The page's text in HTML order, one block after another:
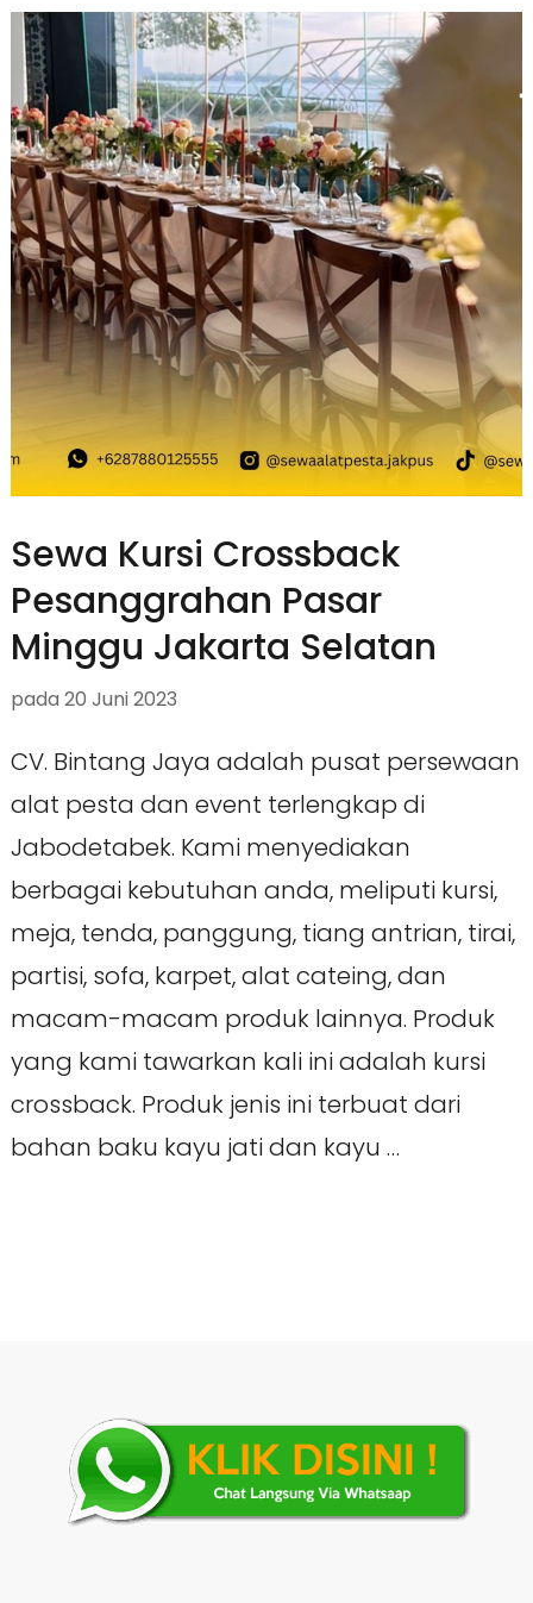
Sewa Kursi Crossback
Pesanggrahan Pasar
Minggu Jakarta Selatan
pada 20 Juni 2023
CV. Bintang Jaya adalah pusat persewaan
alat pesta dan event terlengkap di
Jabodetabek. Kami menyediakan
berbagai kebutuhan anda, meliputi kursi,
meja, tenda, panggung, tiang antrian, tirai,
partisi, sofa, karpet, alat cateing, dan
macam-macam produk lainnya. Produk
yang kami tawarkan kali ini adalah kursi
crossback. Produk jenis ini terbuat dari
bahan baku kayu jati dan kayu …